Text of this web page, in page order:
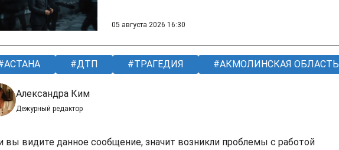
05 августа 2026 16:30
АСТАНА ДТП ТРАГЕДИЯ АКМОЛИНСКАЯ ОБЛАСТЬ
Александра Ким
Дежурный редактор
вы видите данное сообщение, значит возникли проблемы с работой